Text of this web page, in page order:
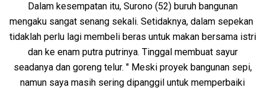
Dalam kesempatan itu, Surono (52) buruh bangunan
mengaku sangat senang sekali. Setidaknya, dalam sepekan
tidaklah perlu lagi membeli beras untuk makan bersama istri
dan ke enam putra putrinya. Tinggal membuat sayur
seadanya dan goreng telur. " Meski proyek bangunan sepi,
namun saya masih sering dipanggil untuk memperbaiki